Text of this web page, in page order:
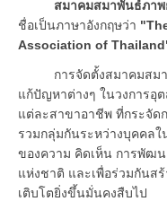
สมาคมสมาพันธ์ภา
ชื่อเป็นภาษาอังกฤษว่า
Association of
การจัดตั้งสมาคมสมาพั
แก้ปัญหาต่างๆ ในวงการอุ
แต่ละสาขาอาชีพ ที่กระจัด
รวมกลุ่มกันระหว่างบุคคล
ของความ คิดเห็น การพัฒ
แห่งชาติ และเพื่อร่วมกันส
เติบโตยิ่งขึ้นมั่นคงสืบไป